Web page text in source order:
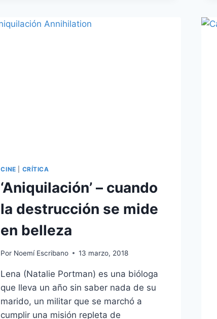
CINE CRÍTICA
‘Aniquilación’ – cuando
la destrucción se mide
en belleza
Por Noemí Escribano 13 marzo, 2018
Lena (Natalie Portman) es una bióloga
que lleva un año sin saber nada de su
marido, un militar que se marchó a
cumplir una misión repleta de